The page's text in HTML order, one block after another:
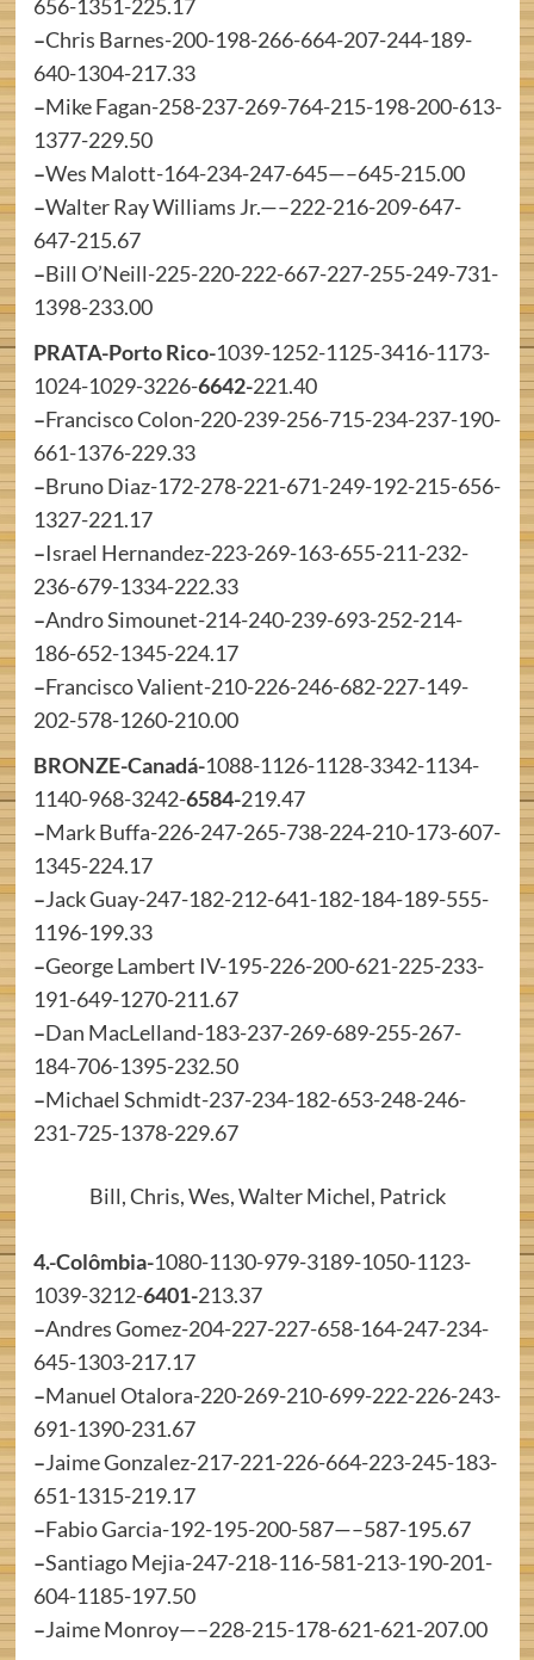
656-1351-225.17
–Chris Barnes-200-198-266-664-207-244-189-
640-1304-217.33
–Mike Fagan-258-237-269-764-215-198-200-613-
1377-229.50
–Wes Malott-164-234-247-645—–645-215.00
–Walter Ray Williams Jr.—–222-216-209-647-
647-215.67
–Bill O’Neill-225-220-222-667-227-255-249-731-
1398-233.00
PRATA-Porto Rico-1039-1252-1125-3416-1173-
1024-1029-3226-6642-221.40
–Francisco Colon-220-239-256-715-234-237-190-
661-1376-229.33
–Bruno Diaz-172-278-221-671-249-192-215-656-
1327-221.17
–Israel Hernandez-223-269-163-655-211-232-
236-679-1334-222.33
–Andro Simounet-214-240-239-693-252-214-
186-652-1345-224.17
–Francisco Valient-210-226-246-682-227-149-
202-578-1260-210.00
BRONZE-Canadá-1088-1126-1128-3342-1134-
1140-968-3242-6584-219.47
–Mark Buffa-226-247-265-738-224-210-173-607-
1345-224.17
–Jack Guay-247-182-212-641-182-184-189-555-
1196-199.33
–George Lambert IV-195-226-200-621-225-233-
191-649-1270-211.67
–Dan MacLelland-183-237-269-689-255-267-
184-706-1395-232.50
–Michael Schmidt-237-234-182-653-248-246-
231-725-1378-229.67
Bill, Chris, Wes, Walter Michel, Patrick
4.-Colômbia-1080-1130-979-3189-1050-1123-
1039-3212-6401-213.37
–Andres Gomez-204-227-227-658-164-247-234-
645-1303-217.17
–Manuel Otalora-220-269-210-699-222-226-243-
691-1390-231.67
–Jaime Gonzalez-217-221-226-664-223-245-183-
651-1315-219.17
–Fabio Garcia-192-195-200-587—–587-195.67
–Santiago Mejia-247-218-116-581-213-190-201-
604-1185-197.50
–Jaime Monroy—–228-215-178-621-621-207.00